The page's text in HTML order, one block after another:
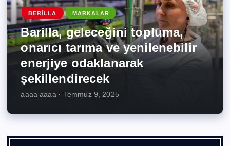
BERILLA MARKALAR
Barilla, geleceğini topluma,
onarıcı tarıma ve yenilenebilir
enerjiye odaklanarak
şekillendirecek
aaaa aaaa Temmuz 9, 2025